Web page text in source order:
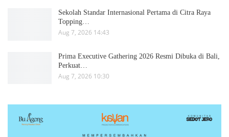
Sekolah Standar Internasional Pertama di Citra Raya
Topping…
Aug 7, 2026 14:43
Prima Executive Gathering 2026 Resmi Dibuka di Bali,
Perkuat…
Aug 7, 2026 10:30